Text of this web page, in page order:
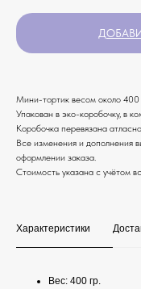
Мини-тортик весом около 400
Упакован в эко-коробочку, в
Коробочка перевязана
Все изменения и дополнения
оформлении заказа.
Стоимость указана с учётом
Характеристики
Вес: 400 гр.